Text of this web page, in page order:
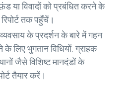
या विवादों को प्रबंधित करने के
तक पहुँचें।
के प्रदर्शन के बारे में गहन
के लिए भुगतान विधियों, ग्राहक
जैसे विशिष्ट मानदंडों के
तैयार करें।